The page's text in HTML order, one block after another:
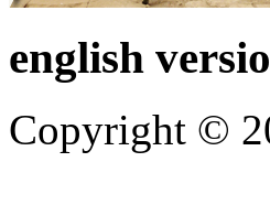
english
Copyright ©